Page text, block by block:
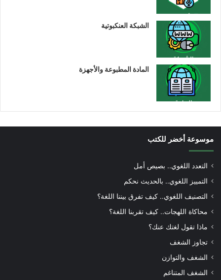
الشبكة العنكبوتية
المادة المطبوعة والأجهزة
موسوعة أخضر للكتب
التعدد اللغوي.. بصيص أمل
التمييز اللغوي.. بالحديث نحكم
التصنيف اللغوي.. كيف تفرق بيننا اللغة؟
محاكاة اللهجات.. كيف تقربنا اللغة؟
ماذا تقول لغتك عنك؟
تجاوز الشغف
الشغف والتوازن
الشغف المتناغم